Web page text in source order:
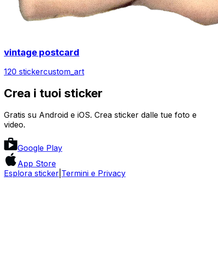
vintage postcard
120 stickercustom_art
Crea i tuoi sticker
Gratis su Android e iOS. Crea sticker dalle tue foto e
video.
Google Play
App Store
Esplora sticker Termini e Privacy